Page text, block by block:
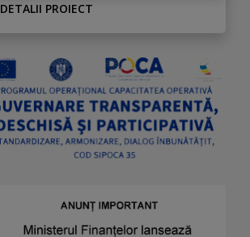
DETALII PROIECT